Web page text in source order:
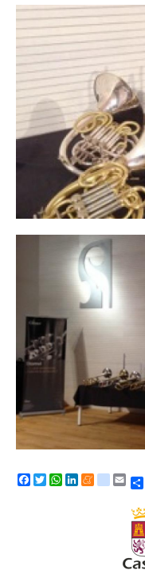
Facebook
TwitterWhatsApp
LinkedInMeneame
tuentiEmail